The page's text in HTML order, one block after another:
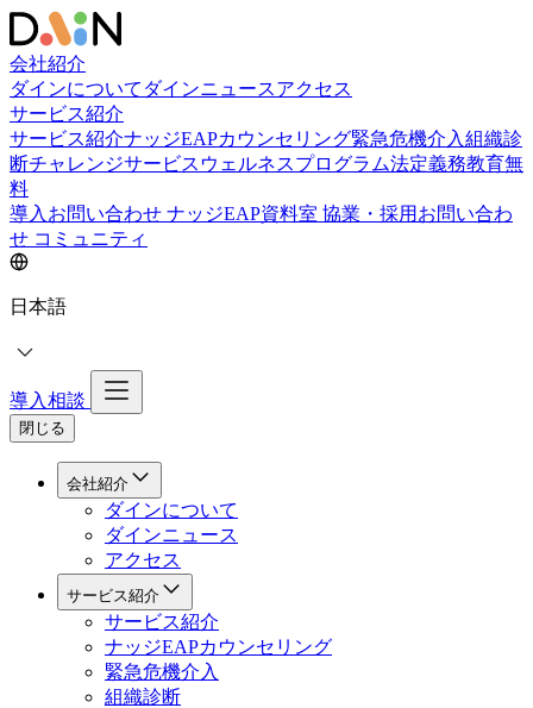
会社紹介
ダインについて ダインニュースアクセス
サービス紹介
サービス紹介ナッジEAPカウンセリング緊急危機介入組織診
断チャレンジサービス ウェルネスプログラム法定義務教育無
料
導入お問い合わせ ナッジEAP資料室 協業・採用お問い合わ
せ コミュニティ
日本語
導入相談
閉じる
会社紹介
ダインについて
ダインニュース
アクセス
サービス紹介
サービス紹介
ナッジEAPカウンセリング
緊急危機介入
組織診断